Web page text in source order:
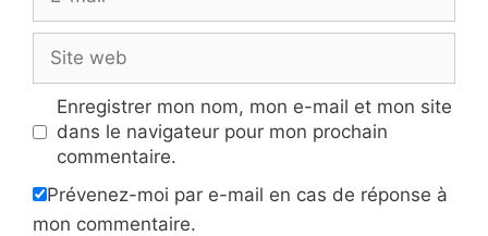
mail
web
Enregistrer mon nom, mon e-mail et mon site
dans le navigateur pour mon prochain
commentaire.
Prévenez-moi par e-mail en cas de réponse à
mon commentaire.